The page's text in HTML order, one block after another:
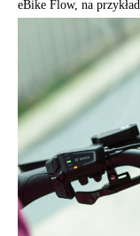
eBike Flow, na